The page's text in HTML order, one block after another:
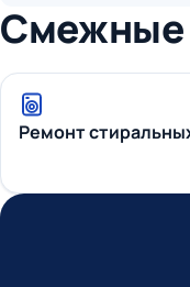
Смежные
Ремонт